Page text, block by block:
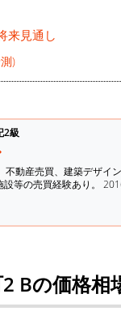
来見通し
)
2級
動産売買、建築デザイ
等の売買経験あり。
Bの価格相